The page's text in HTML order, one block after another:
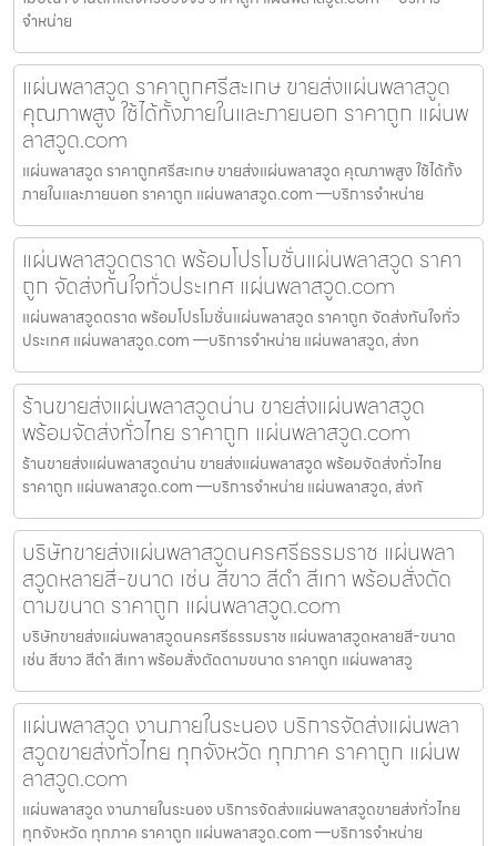
จำหน่าย
แผ่นพลาสวูด ราคาถูกศรีสะเกษ ขายส่งแผ่นพลาสวูด
คุณภาพสูง ใช้ได้ทั้งภายในและภายนอก ราคาถูก แผ่นพ
ลาสวูด.com
แผ่นพลาสวูด ราคาถูกศรีสะเกษ ขายส่งแผ่นพลาสวูด คุณภาพสูง ใช้ได้ทั้ง
ภายในและภายนอก ราคาถูก แผ่นพลาสวูด.com —บริการจำหน่าย
แผ่นพลาสวูดตราด พร้อมโปรโมชั่นแผ่นพลาสวูด ราคา
ถูก จัดส่งทันใจทั่วประเทศ แผ่นพลาสวูด.com
แผ่นพลาสวูดตราด พร้อมโปรโมชั่นแผ่นพลาสวูด ราคาถูก จัดส่งทันใจทั่ว
ประเทศ แผ่นพลาสวูด.com —บริการจำหน่าย แผ่นพลาสวูด, ส่งท
ร้านขายส่งแผ่นพลาสวูดน่าน ขายส่งแผ่นพลาสวูด
พร้อมจัดส่งทั่วไทย ราคาถูก แผ่นพลาสวูด.com
ร้านขายส่งแผ่นพลาสวูดน่าน ขายส่งแผ่นพลาสวูด พร้อมจัดส่งทั่วไทย
ราคาถูก แผ่นพลาสวูด.com —บริการจำหน่าย แผ่นพลาสวูด, ส่งทั
บริษัทขายส่งแผ่นพลาสวูดนครศรีธรรมราช แผ่นพลา
สวูดหลายสี-ขนาด เช่น สีขาว สีดำ สีเทา พร้อมสั่งตัด
ตามขนาด ราคาถูก แผ่นพลาสวูด.com
บริษัทขายส่งแผ่นพลาสวูดนครศรีธรรมราช แผ่นพลาสวูดหลายสี-ขนาด
เช่น สีขาว สีดำ สีเทา พร้อมสั่งตัดตามขนาด ราคาถูก แผ่นพลาสวู
แผ่นพลาสวูด งานภายในระนอง บริการจัดส่งแผ่นพลา
สวูดขายส่งทั่วไทย ทุกจังหวัด ทุกภาค ราคาถูก แผ่นพ
ลาสวูด.com
แผ่นพลาสวูด งานภายในระนอง บริการจัดส่งแผ่นพลาสวูดขายส่งทั่วไทย
ทุกจังหวัด ทุกภาค ราคาถูก แผ่นพลาสวูด.com —บริการจำหน่าย